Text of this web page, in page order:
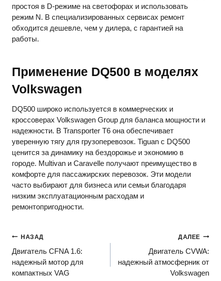
простоя в D-режиме на светофорах и использовать
режим N. В специализированных сервисах ремонт
обходится дешевле, чем у дилера, с гарантией на
работы.
Применение DQ500 в моделях
Volkswagen
DQ500 широко используется в коммерческих и
кроссоверах Volkswagen Group для баланса мощности и
надежности. В Transporter T6 она обеспечивает
уверенную тягу для грузоперевозок. Tiguan с DQ500
ценится за динамику на бездорожье и экономию в
городе. Multivan и Caravelle получают преимущество в
комфорте для пассажирских перевозок. Эти модели
часто выбирают для бизнеса или семьи благодаря
низким эксплуатационным расходам и
ремонтопригодности.
Навигация
по
записям
НАЗАД
Двигатель CFNA 1.6:
надежный мотор для
компактных VAG
ДАЛЕЕ
Двигатель CVWA:
надежный атмосферник от
Volkswagen